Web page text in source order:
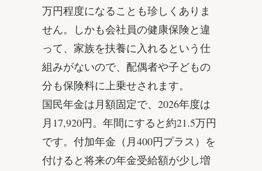
万円程度になることも珍しくありま
せん。しかも会社員の健康保険と違
って、家族を扶養に入れるという仕
組みがないので、配偶者や子どもの
分も保険料に上乗せされます。
国民年金は月額固定で、2026年度は
月17,920円。年間にすると約21.5万円
です。付加年金（月400円プラス）を
付けると将来の年金受給額が少し増